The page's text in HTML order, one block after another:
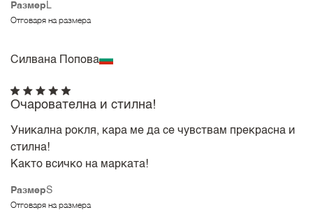
Размер L
Отговаря на размера
Силвана Попова
РазмерS
Отговаря на размера
Очарователна и стилна!
Уникална рокля, кара ме да се чувствам прекрасна и
стилна!
Както всичко на марката!